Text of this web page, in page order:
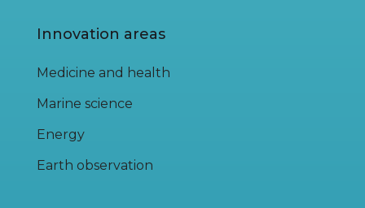
Innovation areas
Medicine and health
Marine science
Energy
Earth observation